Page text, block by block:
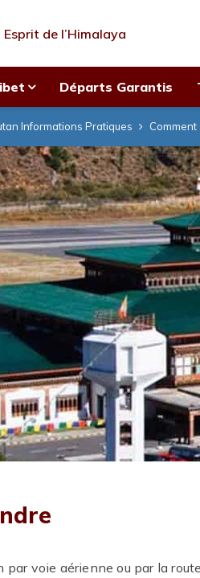
Esprit de l’Himalaya
Départs Garantis
Informations Pratiques Comment
voie aérienne ou par la